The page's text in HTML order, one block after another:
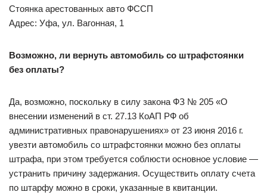
Стоянка арестованных авто ФССП
Адрес: Уфа, ул. Вагонная, 1
Возможно, ли вернуть автомобиль со штрафстоянки
без оплаты?
Да, возможно, поскольку в силу закона ФЗ № 205 «О
внесении изменений в ст. 27.13 КоАП РФ об
административных правонарушениях» от 23 июня 2016 г.
увезти автомобиль со штрафстоянки можно без оплаты
штрафа, при этом требуется соблюсти основное условие —
устранить причину задержания. Осуществить оплату счета
по штарфу можно в сроки, указанные в квитанции.